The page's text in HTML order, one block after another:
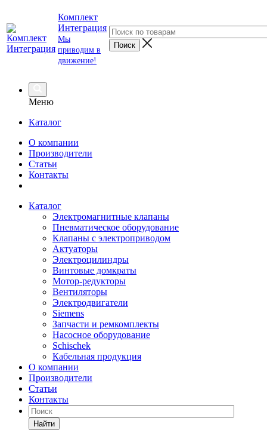
Комплект
Интеграция
Мы
приводим в
движение!
Меню
Каталог
О компании
Производители
Статьи
Контакты
Каталог
Электромагнитные клапаны
Пневматическое оборудование
Клапаны с электроприводом
Актуаторы
Электроцилиндры
Винтовые домкраты
Мотор-редукторы
Вентиляторы
Электродвигатели
Siemens
Запчасти и ремкомплекты
Насосное оборудование
Schischek
Кабельная продукция
О компании
Производители
Статьи
Контакты
Найти